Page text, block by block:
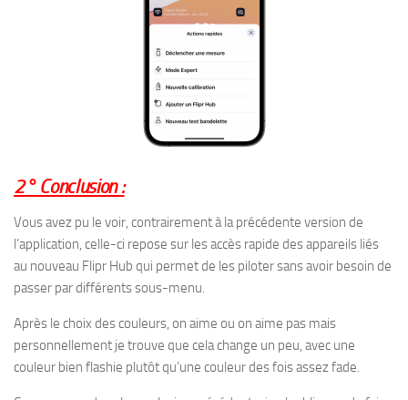
2° Conclusion :
Vous avez pu le voir, contrairement à la précédente version de
l’application, celle-ci repose sur les accès rapide des appareils liés
au nouveau Flipr Hub qui permet de les piloter sans avoir besoin de
passer par différents sous-menu.
Après le choix des couleurs, on aime ou on aime pas mais
personnellement je trouve que cela change un peu, avec une
couleur bien flashie plutôt qu’une couleur des fois assez fade.